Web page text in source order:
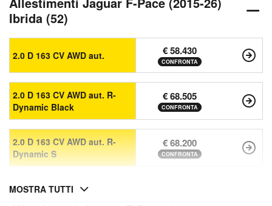
Ibrida (52)
2.0 D 163 CV AWD aut. € 58.430
CONFRONTA
2.0 D 163 CV AWD aut. R-
Dynamic Black
€ 68.505
CONFRONTA
2.0 D 163 CV AWD aut. R-
Dynamic S
€ 68.200
CONFRONTA
MOSTRA TUTTI